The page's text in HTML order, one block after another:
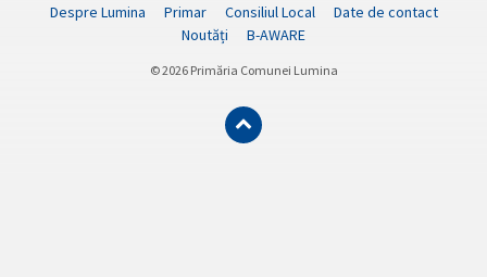
Despre Lumina Primar Consiliul Local
Date de contact
Noutăți
B-AWARE
© 2026 Primăria Comunei Lumina